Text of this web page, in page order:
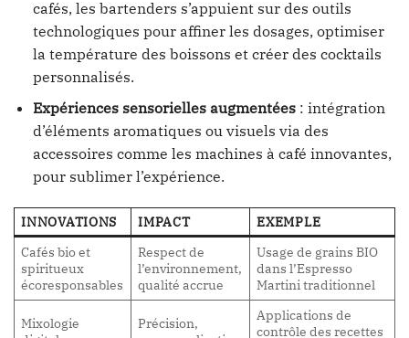
cafés, les bartenders s’appuient sur des outils
technologiques pour affiner les dosages, optimiser
la température des boissons et créer des cocktails
personnalisés.
Expériences sensorielles augmentées: intégration
d’éléments aromatiques ou visuels via des
accessoires comme les machines à café innovantes,
pour sublimer l’expérience.
INNOVATIONS IMPACT
EXEMPLE
Cafés bio et
spiritueux
écoresponsables
Respect de
l’environnement,
qualité accrue
Usage de grains BIO
dans l’Espresso
Martini traditionnel
Mixologie
Précision,
Applications de
contrôle des recettes